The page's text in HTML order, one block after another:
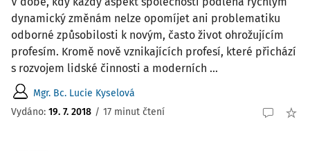
dynamický změnám nelze opomíjet ani problematiku
odborné způsobilosti k novým, často život ohrožujícím
profesím. Kromě nově vznikajících profesí, které přichází
s rozvojem lidské činnosti a moderních ...
Mgr. Bc. Lucie Kyselová
Vydáno: 19. 7. 2018 / 17 minut čtení